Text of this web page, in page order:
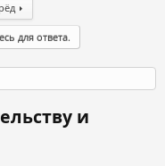
для ответа.
и